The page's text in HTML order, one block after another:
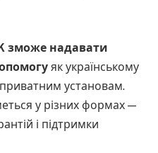
зможе надавати
як українському
установам.
у різних формах —
і підтримки